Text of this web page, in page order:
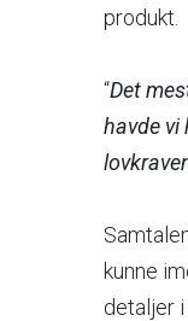
produkt.
“Det
havde
kunne
detaljer